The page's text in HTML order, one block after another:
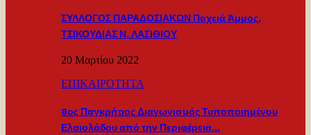
ΣΥΛΛΟΓΟΣ ΠΑΡΑΔΟΣΙΑΚΩΝ Παχειά Άμμος,
ΤΣΙΚΟΥΔΙΑΣ Ν. ΛΑΣΙΘΙΟΥ
20 Μαρτίου 2022
ΕΠΙΚΑΙΡΟΤΗΤΑ
8ος Παγκρήτιος Διαγωνισμός Τυποποιημένου
Ελαιολάδου από την Περιφέρεια…